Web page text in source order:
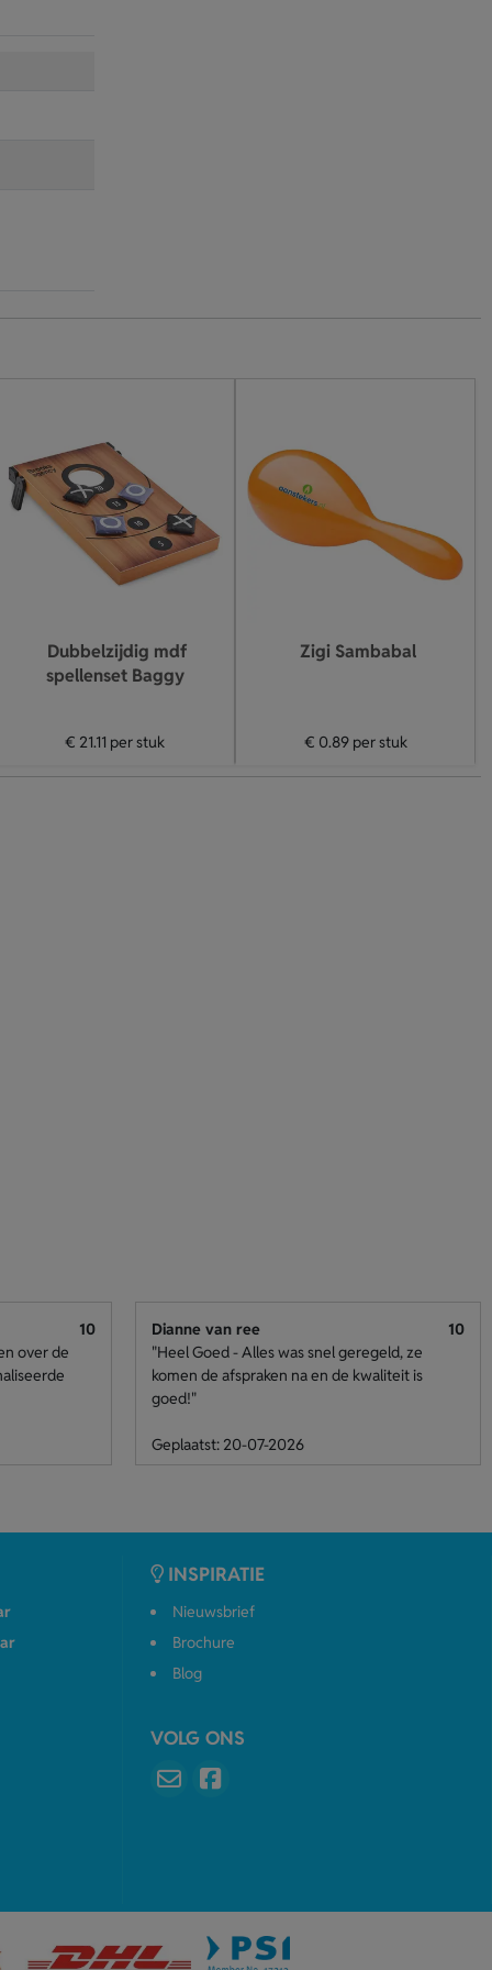
Dubbelzijdig mdf
spellenset Baggy
€ 21.11 per stuk
Zigi Sambabal
€ 0.89per stuk
10
over de
Dianne van ree
10
"Heel Goed - Alles was snel geregeld, ze
komen de afspraken na en de kwaliteit is
goed!"
Geplaatst: 20-07-2026
INSPIRATIE
Nieuwsbrief
Brochure
Blog
VOLG ONS